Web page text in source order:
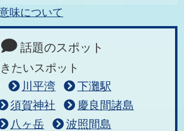
味について
話題のスポット
たいスポット
川平湾
下灘駅
須賀神社
慶良間諸島
八ヶ岳
波照間島